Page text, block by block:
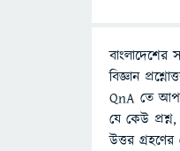
বাংলাদেশের
বিজ্ঞান
QnA তে
যে কেউ
উত্তর